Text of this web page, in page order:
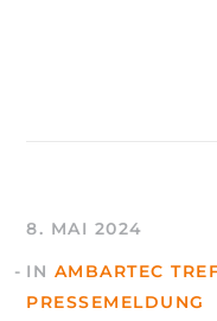
8. MAI 2024
IN AMBARTEC
PRESSEMELDUNG